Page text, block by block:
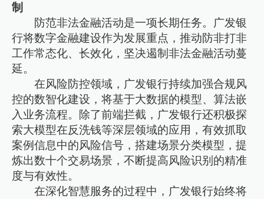
制
防范非法金融活动是一项长期任务。广发银
行将数字金融建设作为发展重点，推动防非打非
工作常态化、长效化，坚决遏制非法金融活动蔓
延。
在风险防控领域，广发银行持续加强合规风
控的数智化建设，将基于大数据的模型、算法嵌
入业务流程。除了前端拦截，广发银行还积极探
索大模型在反洗钱等深层领域的应用，有效抓取
案例信息中的风险信号，搭建场景分类模型，提
炼出数十个交易场景，不断提高风险识别的精准
度与有效性。
在深化智慧服务的过程中，广发银行始终将